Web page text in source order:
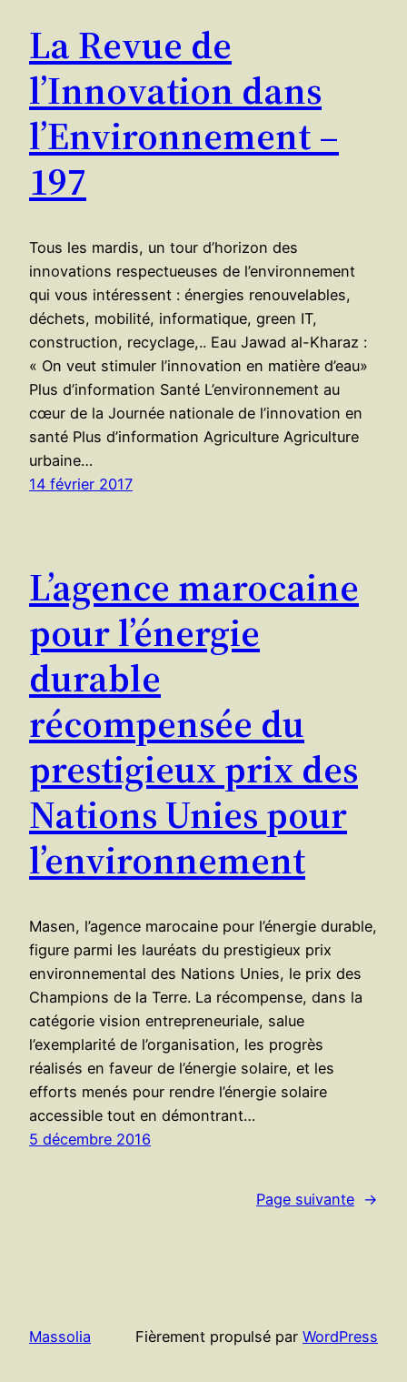
La Revue de
l’Innovation dans
l’Environnement –
197
Tous les mardis, un tour d’horizon des
innovations respectueuses de l’environnement
qui vous intéressent : énergies renouvelables,
déchets, mobilité, informatique, green IT,
construction, recyclage,.. Eau Jawad al-Kharaz :
« On veut stimuler l’innovation en matière d’eau»
Plus d’information Santé L’environnement au
cœur de la Journée nationale de l’innovation en
santé Plus d’information Agriculture Agriculture
urbaine…
14 février 2017
L’agence marocaine
pour l’énergie
durable
récompensée du
prestigieux prix des
Nations Unies pour
l’environnement
Masen, l’agence marocaine pour l’énergie durable,
figure parmi les lauréats du prestigieux prix
environnemental des Nations Unies, le prix des
Champions de la Terre. La récompense, dans la
catégorie vision entrepreneuriale, salue
l’exemplarité de l’organisation, les progrès
réalisés en faveur de l’énergie solaire, et les
efforts menés pour rendre l’énergie solaire
accessible tout en démontrant…
5 décembre 2016
Page suivante →
Massolia Fièrement propulsé par WordPress